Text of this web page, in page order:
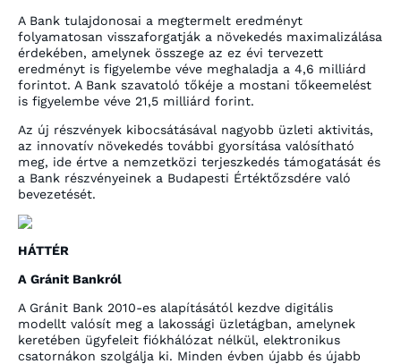
A Bank tulajdonosai a megtermelt eredményt
folyamatosan visszaforgatják a növekedés maximalizálása
érdekében, amelynek összege az ez évi tervezett
eredményt is figyelembe véve meghaladja a 4,6 milliárd
forintot. A Bank szavatoló tőkéje a mostani tőkeemelést
is figyelembe véve 21,5 milliárd forint.
Az új részvények kibocsátásával nagyobb üzleti aktivitás,
az innovatív növekedés további gyorsítása valósítható
meg, ide értve a nemzetközi terjeszkedés támogatását és
a Bank részvényeinek a Budapesti Értéktőzsdére való
bevezetését.
HÁTTÉR
A Gránit Bankról
A Gránit Bank 2010-es alapításától kezdve digitális
modellt valósít meg a lakossági üzletágban, amelynek
keretében ügyfeleit fiókhálózat nélkül, elektronikus
csatornákon szolgálja ki. Minden évben újabb és újabb